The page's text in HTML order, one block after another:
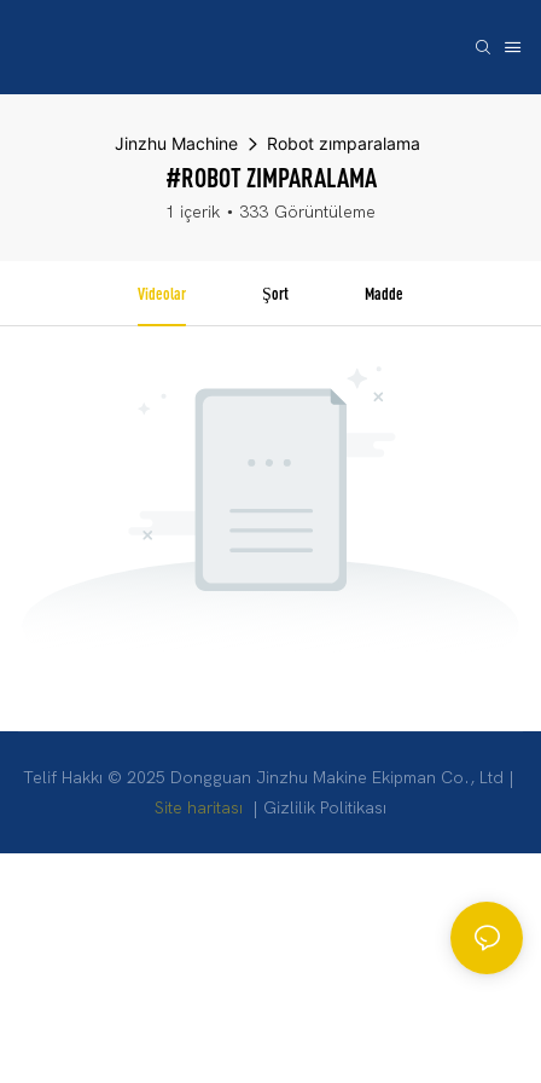
Jinzhu Machine Robot zımparalama
#ROBOT ZIMPARALAMA
1 içerik 333 Görüntüleme
Videolar Şort Madde
Telif Hakkı © 2025 Dongguan Jinzhu Makine Ekipman Co., Ltd |
Site haritası
| Gizlilik Politikası